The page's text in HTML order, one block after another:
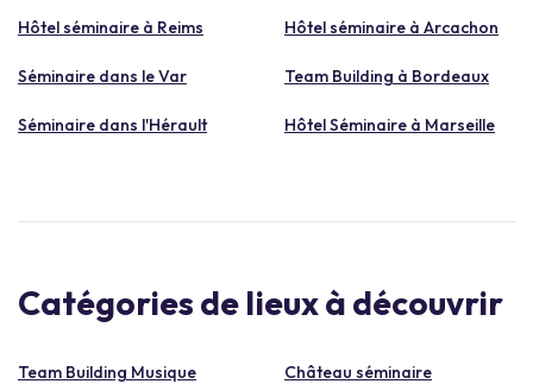
Hôtel séminaire à Reims Hôtel séminaire à Arcachon
Séminaire dans le Var Team Building à Bordeaux
Séminaire dans l'Hérault Hôtel Séminaire à Marseille
Catégories de lieux à découvrir
Team Building Musique Château séminaire